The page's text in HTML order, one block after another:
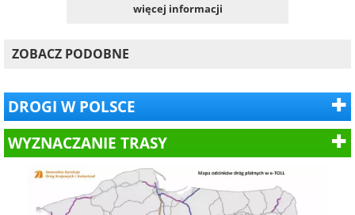
więcej informacji
ZOBACZ PODOBNE
DROGI W POLSCE
WYZNACZANIE TRASY